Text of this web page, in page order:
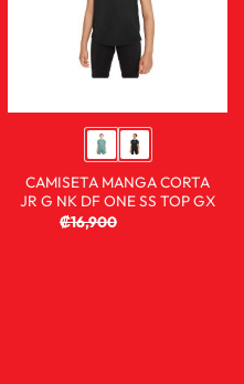
CAMISETA MANGA CORTA
JR G NK DF ONE SS TOP GX
₡16,900